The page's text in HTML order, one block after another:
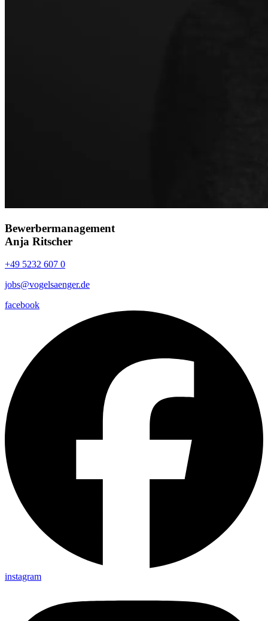
Bewerbermanagement
Anja Ritscher
+49 5232 607 0
jobs@vogelsaenger.de
facebook
instagram